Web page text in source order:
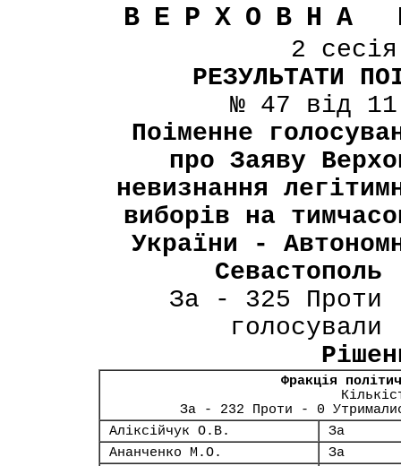
ВЕРХОВНА
2
РЕЗУЛЬТАТИ
№ 47 від
Поіменне
про Заяву
невизнання
виборів на
України -
За - 325 Проти
Фракція
За - 232 Проти - 0
Аліксійчук О.В.
За
Ананченко М.О.
За